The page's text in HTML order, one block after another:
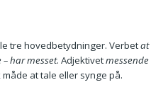
tre hovedbetydninger. Verbetat
– har messet. Adjektivetmessende
at tale eller synge på.